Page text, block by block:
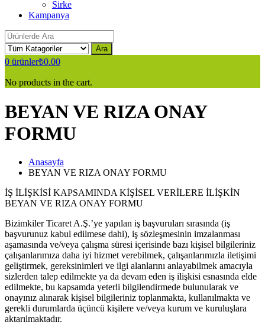
Sirke
Kampanya
Ara
0 ürünler₺0.00
No products in the cart.
BEYAN VE RIZA ONAY
FORMU
Anasayfa
BEYAN VE RIZA ONAY FORMU
İŞ İLİŞKİSİ KAPSAMINDA KİŞİSEL VERİLERE İLİŞKİN
BEYAN VE RIZA ONAY FORMU
Bizimkiler Ticaret A.Ş.’ye yapılan iş başvuruları sırasında (iş
başvurunuz kabul edilmese dahi), iş sözleşmesinin imzalanması
aşamasında ve/veya çalışma süresi içerisinde bazı kişisel bilgileriniz
çalışanlarımıza daha iyi hizmet verebilmek, çalışanlarımızla iletişimi
geliştirmek, gereksinimleri ve ilgi alanlarını anlayabilmek amacıyla
sizlerden talep edilmekte ya da devam eden iş ilişkisi esnasında elde
edilmekte, bu kapsamda yeterli bilgilendirmede bulunularak ve
onayınız alınarak kişisel bilgileriniz toplanmakta, kullanılmakta ve
gerekli durumlarda üçüncü kişilere ve/veya kurum ve kuruluşlara
aktarılmaktadır.